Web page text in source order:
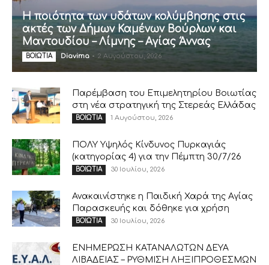
Η ποιότητα των υδάτων κολύμβησης στις
ακτές των Δήμων Καμένων Βούρλων και
Μαντουδίου – Λίμνης – Αγίας Άννας
ΒΟΙΩΤΙΑ Diavima - 2 Αυγούστου, 2026
Παρέμβαση του Επιμελητηρίου Βοιωτίας
στη νέα στρατηγική της Στερεάς Ελλάδας
ΒΟΙΩΤΙΑ 1 Αυγούστου, 2026
ΠΟΛΥ Υψηλός Κίνδυνος Πυρκαγιάς
(κατηγορίας 4) για την Πέμπτη 30/7/26
ΒΟΙΩΤΙΑ 30 Ιουλίου, 2026
Ανακαινίστηκε η Παιδική Χαρά της Αγίας
Παρασκευής και δόθηκε για χρήση
ΒΟΙΩΤΙΑ 30 Ιουλίου, 2026
ΕΝΗΜΕΡΩΣΗ ΚΑΤΑΝΑΛΩΤΩΝ ΔΕΥΑ
ΛΙΒΑΔΕΙΑΣ – ΡΥΘΜΙΣΗ ΛΗΞΙΠΡΟΘΕΣΜΩΝ